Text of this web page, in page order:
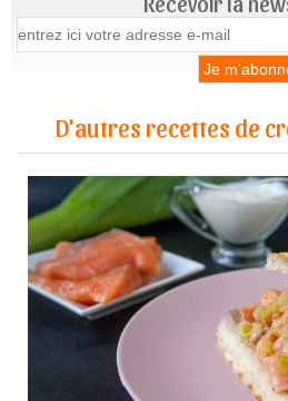
D'autres recettes de